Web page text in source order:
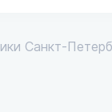
Санкт-